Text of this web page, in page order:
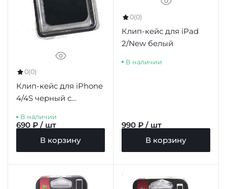
0(0)
Клип-кейс для iPhone
4/4S черный с
В наличии
690 ₽ / шт
В корзину
0(0)
Клип-кейс для iPad
2/New белый
В наличии
990 ₽ / шт
В корзину